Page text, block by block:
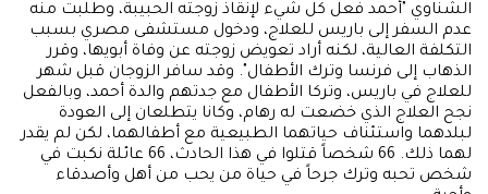
الشناوي "أحمد فعل كل شيء لإنقاذ زوجته الحبيبة، وطلبت منه
عدم السفر إلى باريس للعلاج، ودخول مستشفى مصري بسبب
التكلفة العالية، لكنه أراد تعويض زوجته عن وفاة أبويها، وقرر
الذهاب إلى فرنسا وترك الأطفال". وقد سافر الزوجان قبل شهر
للعلاج في باريس، وتركا الأطفال مع جدتهم والدة أحمد، وبالفعل
نجح العلاج الذي خضعت له رهام، وكانا يتطلعان إلى العودة
لبلدهما واستئناف حياتهما الطبيعية مع أطفالهما، لكن لم يقدر
لهما ذلك. 66 شخصاً قتلوا في هذا الحادث، 66 عائلة نكبت في
شخص تحبه وترك جرحاً في حياة من يحب من أهل وأصدقاء